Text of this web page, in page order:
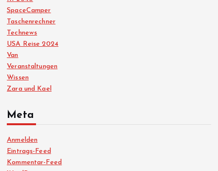
SpaceCamper
Taschenrechner
Technews
USA Reise 2024
Van
Veranstaltungen
Wissen
Zara und Kael
Meta
Anmelden
Eintrags-Feed
Kommentar-Feed